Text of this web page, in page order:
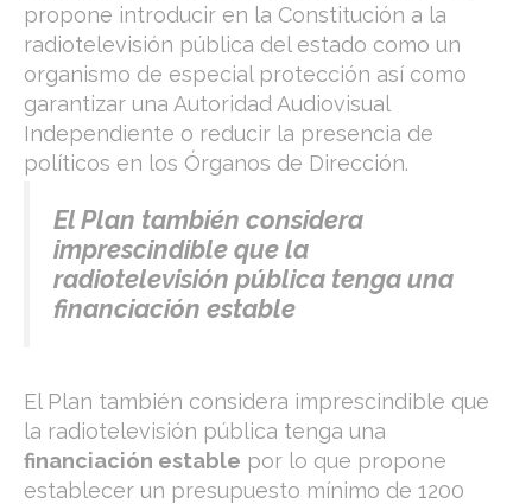
propone introducir en la Constitución a la
radiotelevisión pública del estado como un
organismo de especial protección así como
garantizar una Autoridad Audiovisual
Independiente o reducir la presencia de
políticos en los Órganos de Dirección.
El Plan también considera
imprescindible que la
radiotelevisión pública tenga una
financiación estable
El Plan también considera imprescindible que
la radiotelevisión pública tenga una
financiación estable por lo que propone
establecer un presupuesto mínimo de 1200